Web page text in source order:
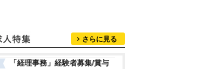
さらに見る
「経理事務」経験者募集/賞与